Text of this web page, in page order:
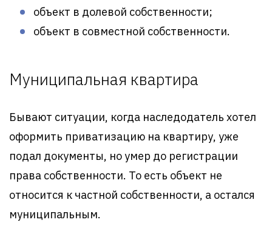
объект в долевой собственности;
объект в совместной собственности.
Муниципальная квартира
Бывают ситуации, когда наследодатель хотел
оформить приватизацию на квартиру, уже
подал документы, но умер до регистрации
права собственности. То есть объект не
относится к частной собственности, а остался
муниципальным.